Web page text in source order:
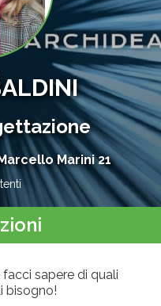
Marini 21
sapere di quali
bisogno!